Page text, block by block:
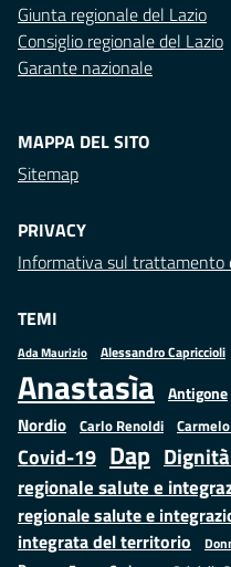
Giunta regionale del Lazio
Consiglio regionale del Lazio
Garante nazionale
MAPPA DEL SITO
Sitemap
PRIVACY
Informativa sul trattamento
TEMI
Ada Maurizio Alessandro Capriccioli
Anastasìa Antigone
Nordio Carlo Renoldi
Covid-19 Dap
regionale salute e
regionale salute e
integrata del territorio